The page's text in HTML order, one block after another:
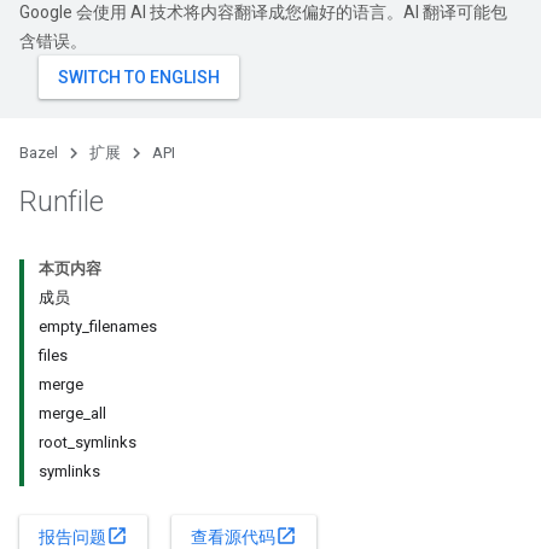
Google 会使用 AI 技术将内容翻译成您偏好的语言。AI 翻译可能包
含错误。
Bazel 扩展 API
Runfile
本页内容
成员
empty_filenames
files
merge
merge_all
root_symlinks
symlinks
报告问题open_in_new 查看源代码open_in_new